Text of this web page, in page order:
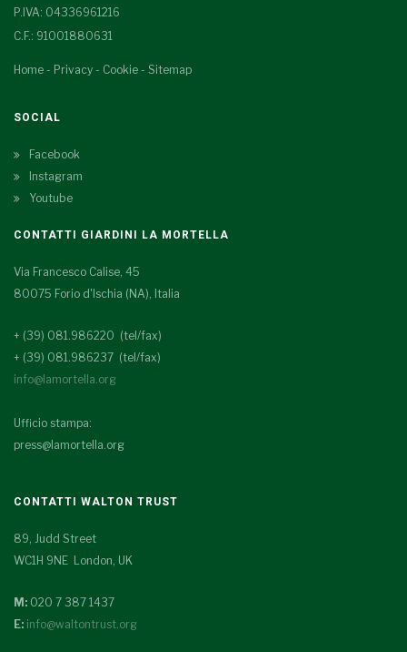
P.IVA: 04336961216
C.F.: 91001880631
Home - Privacy - Cookie - Sitemap
SOCIAL
Facebook
Instagram
Youtube
CONTATTI GIARDINI LA MORTELLA
Via Francesco Calise, 45
80075 Forio d'Ischia (NA), Italia
+ (39) 081.986220 (tel/fax)
+ (39) 081.986237 (tel/fax)
info@lamortella.org
Ufficio stampa:
press@lamortella.org
CONTATTI WALTON TRUST
89, Judd Street
WC1H 9NE London, UK
M: 020 7 387 1437
E: info@waltontrust.org